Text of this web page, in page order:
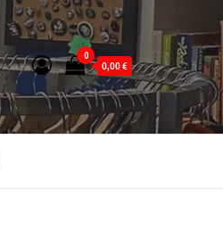
0
0,00€